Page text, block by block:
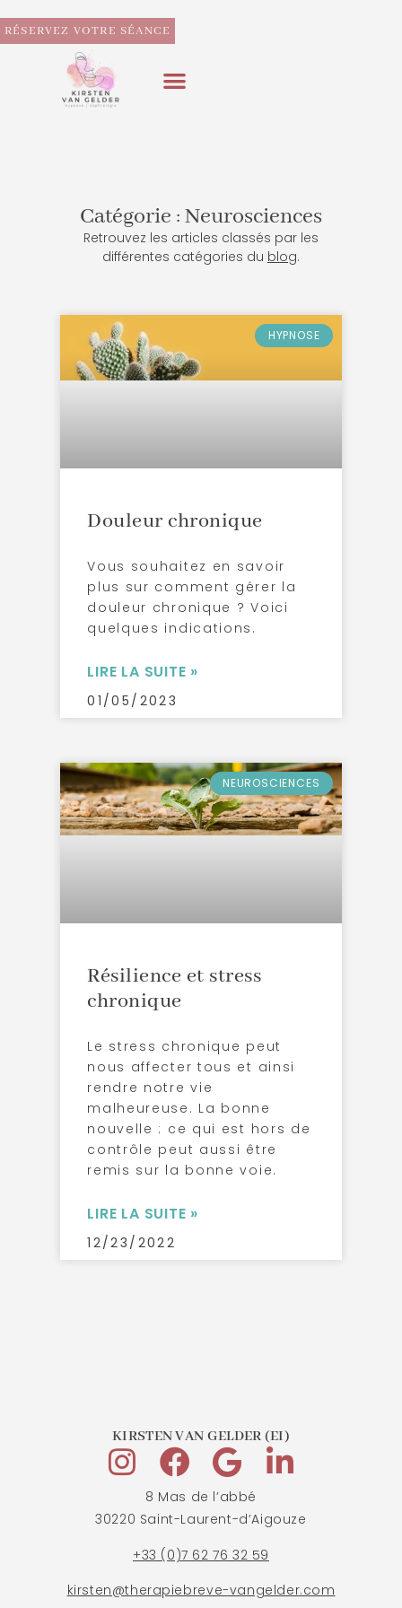
RÉSERVEZ VOTRE SÉANCE
Catégorie : Neurosciences
Retrouvez les articles classés par les
différentes catégories du blog.
HYPNOSE
Douleur chronique
Vous souhaitez en savoir
plus sur comment gérer la
douleur chronique ? Voici
quelques indications.
LIRE LA SUITE »
01/05/2023
NEUROSCIENCES
Résilience et stress
chronique
Le stress chronique peut
nous affecter tous et ainsi
rendre notre vie
malheureuse. La bonne
nouvelle : ce qui est hors de
contrôle peut aussi être
remis sur la bonne voie.
LIRE LA SUITE »
12/23/2022
KIRSTEN VAN GELDER (EI)
8 Mas de l’abbé
30220 Saint-Laurent-d’Aigouze
+33 (0)7 62 76 32 59
kirsten@therapiebreve-vangelder.com